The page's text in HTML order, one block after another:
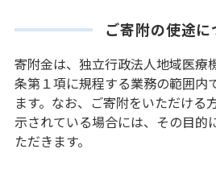
ご寄附の使途に
寄附金は、独立行政法人地域医療
条第１項に規程する業務の範囲内
ます。なお、ご寄附をいただける
示されている場合には、その目的
ただきます。